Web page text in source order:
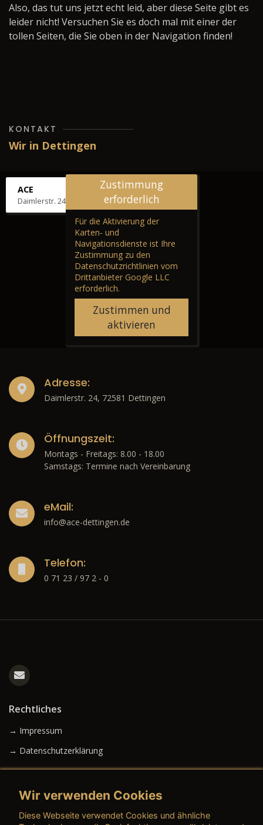
Also, das tut uns jetzt echt leid, aber diese Seite gibt es
leider nicht! Versuchen Sie es doch mal mit einer der
tollen Seiten, die Sie oben in der Navigation finden!
KONTAKT
Wir in Dettingen
ACE
Daimlerstr. 24, 72581 Dettingen
Zustimmung
erforderlich
Für die Aktivierung der
Karten- und
Navigationsdienste ist Ihre
Zustimmung zu den
Datenschutzrichtlinien vom
Drittanbieter Google LLC
erforderlich.
Zustimmen und
aktivieren
Adresse:
Daimlerstr. 24, 72581 Dettingen
Öffnungszeit:
Montags - Freitags: 8.00 - 18.00
Samstags: Termine nach Vereinbarung
eMail:
info@ace-dettingen.de
Telefon:
0 71 23 / 97 2 - 0
Rechtliches
→ Impressum
→ Datenschutzerklärung
Wir verwenden Cookies
Diese Webseite verwendet Cookies und ähnliche